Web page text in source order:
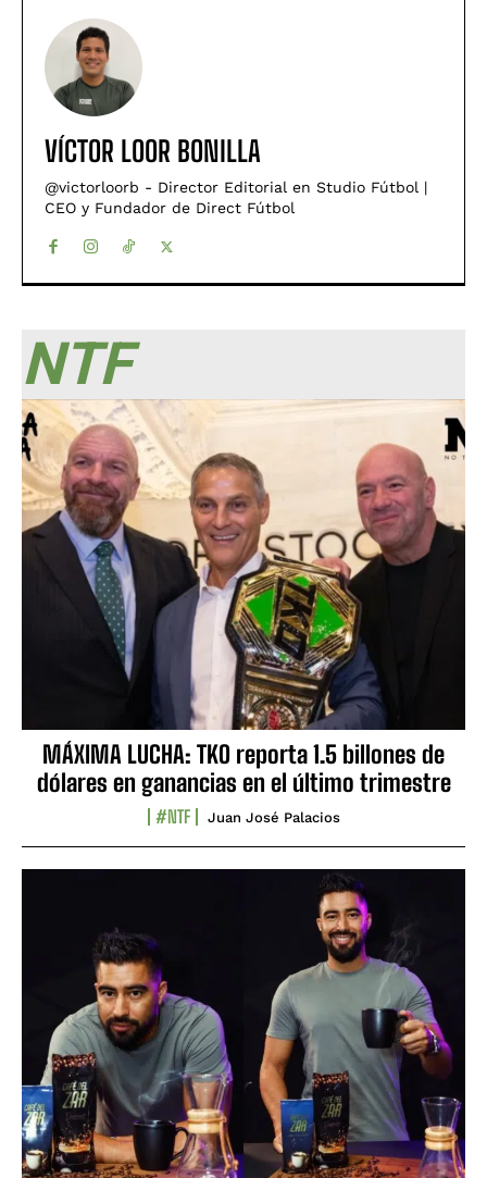
VÍCTOR LOOR BONILLA
@victorloorb - Director Editorial en Studio Fútbol |
CEO y Fundador de Direct Fútbol
NTF
MÁXIMA LUCHA: TKO reporta 1.5 billones de
dólares en ganancias en el último trimestre
#NTF Juan José Palacios